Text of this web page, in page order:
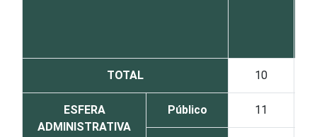
TOTAL 10
ESFERA
ADMINISTRATIVA
Público 11